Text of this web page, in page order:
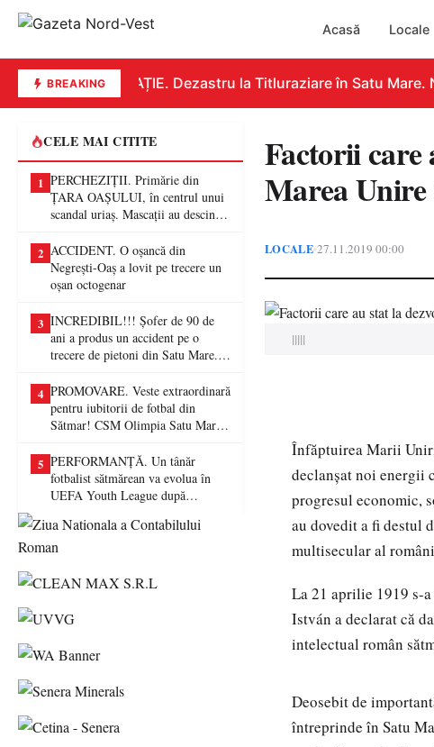
Acasă Locale
BREAKINGEDUCAȚIE. Dezastru la Titluraziare în Satu Mare.
CELE MAI CITITE
1 PERCHEZIȚII. Primărie din
ȚARA OAȘULUI, în centrul unui
scandal uriaș. Mascații au descins
fraude de proporții
2 ACCIDENT. O oșancă din
Negrești-Oaș a lovit pe trecere un
oșan octogenar
3 INCREDIBIL!!! Șofer de 90 de
ani a produs un accident pe o
trecere de pietoni din Satu Mare. O
4 PROMOVARE. Veste extraordinară
pentru iubitorii de fotbal din
Sătmar! CSM Olimpia Satu Mare
5 PERFORMANȚĂ. Un tânăr
fotbalist sătmărean va evolua în
UEFA Youth League după
Factorii care
Marea Unire
LOCALE•27.11.2019 00:00
|||||
Înfăptuirea Marii
declanşat noi energii
progresul economic,
au dovedit a fi destul
multisecular al
La 21 aprilie 1919 s-
István a declarat că
intelectual român
Deosebit de
întreprinde în Satu